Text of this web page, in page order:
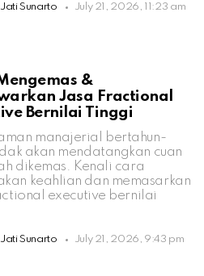
Jati Sunarto July 21, 2026, 11:23 am
&
Jasa Fractional
Bernilai Tinggi
manajerial bertahun-
akan mendatangkan cuan
dikemas. Kenali cara
keahlian dan memasarkan
executive bernilai
Jati Sunarto July 21, 2026, 9:43 pm